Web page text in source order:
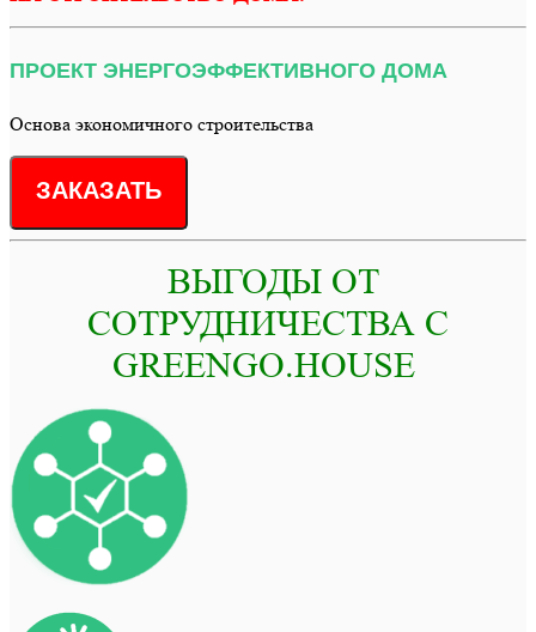
ПРОЕКТ ЭНЕРГОЭФФЕКТИВНОГО ДОМА
Основа экономичного строительства
ЗАКАЗАТЬ
ВЫГОДЫ ОТ
СОТРУДНИЧЕСТВА С
GREENGO.HOUSE